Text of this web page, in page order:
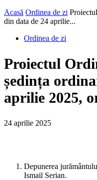
Acasă Ordinea de zi
din data de 24 aprilie...
Ordinea de zi
Proiectul
ședința
aprilie 2025,
24 aprilie 2025
Depunerea
Ismail Serian.